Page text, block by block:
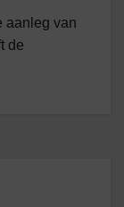
aanleg van
de